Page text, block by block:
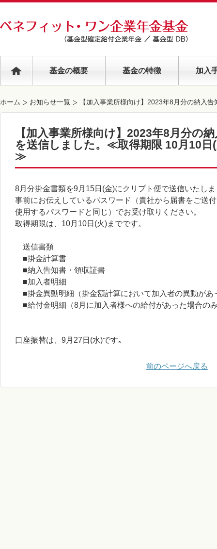
基金の概要 基金の特徴 加入
ホーム お知らせ一覧 【加入事業所様向け】2023年8月分の納入
【加入事業所様向け】2023年8月分の
を送信しました。≪取得期限 10月10日
≫
8月分掛金書類を9月15日(金)にクリプト便で送信いたし
事前にお伝えしているパスワード（貴社から届書をご送
使用するパスワードと同じ）でお受け取りください。
取得期限は、10月10日(火)までです。
送信書類
■掛金計算書
■納入告知書・領収証書
■加入者明細
■掛金異動明細（掛金額計算において加入者の異動があ
■給付金明細（8月に加入者様への給付があった場合の
口座振替は、9月27日(水)です｡
前のページへ戻る